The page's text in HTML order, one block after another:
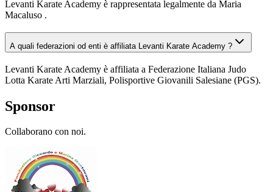
Levanti Karate Academy è rappresentata legalmente da Maria
Macaluso .
A quali federazioni od enti è affiliata Levanti Karate Academy ?
Levanti Karate Academy è affiliata a Federazione Italiana Judo
Lotta Karate Arti Marziali, Polisportive Giovanili Salesiane (PGS).
Sponsor
Collaborano con noi.